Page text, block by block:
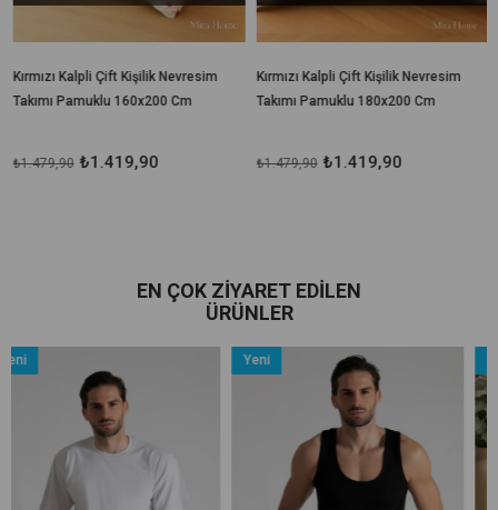
Kalpli Çift Kişilik Nevresim
Pamuklu 160x200 Cm
₺1.419,90
Kırmızı Kalpli Çift Kişilik Nevresim
Takımı Pamuklu 180x200 Cm
₺1.419,90
₺1.479,90
Çift
EN ÇOK ZIYARET EDILEN
ÜRÜNLER
Ürün
Yeni
Ürün